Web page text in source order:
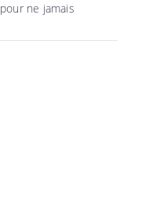
pour ne jamais